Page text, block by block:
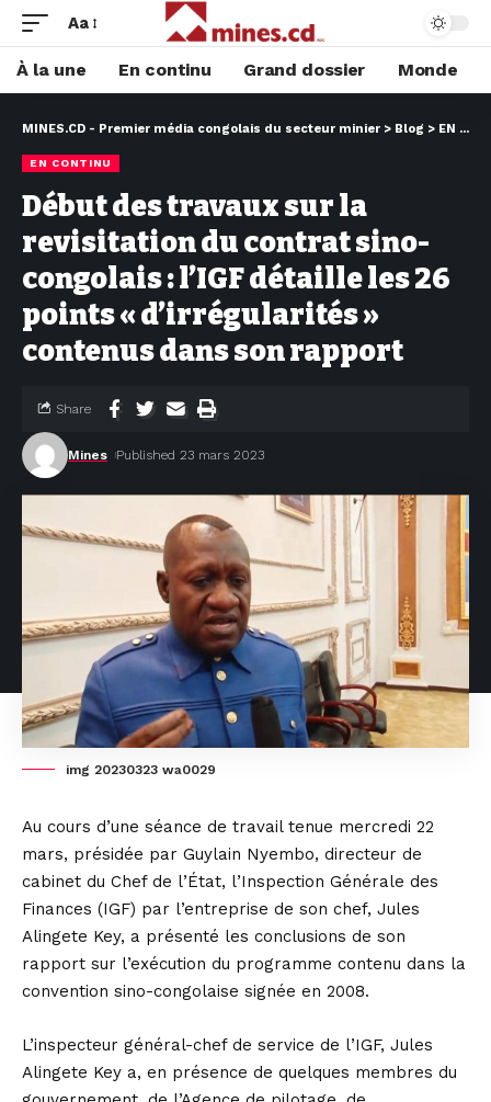
Aa
À la une En continu Grand dossier Monde
MINES.CD - Premier média congolais du secteur minier > Blog > EN CONTINU
EN CONTINU
Début des travaux sur la
revisitation du contrat sino-
congolais : l’IGF détaille les 26
points « d’irrégularités »
contenus dans son rapport
Mines Published 23 mars 2023
Share
img 20230323 wa0029
Au cours d’une séance de travail tenue mercredi 22
mars, présidée par Guylain Nyembo, directeur de
cabinet du Chef de l’État, l’Inspection Générale des
Finances (IGF) par l’entreprise de son chef, Jules
Alingete Key, a présenté les conclusions de son
rapport sur l’exécution du programme contenu dans la
convention sino-congolaise signée en 2008.
L’inspecteur général-chef de service de l’IGF, Jules
Alingete Key a, en présence de quelques membres du